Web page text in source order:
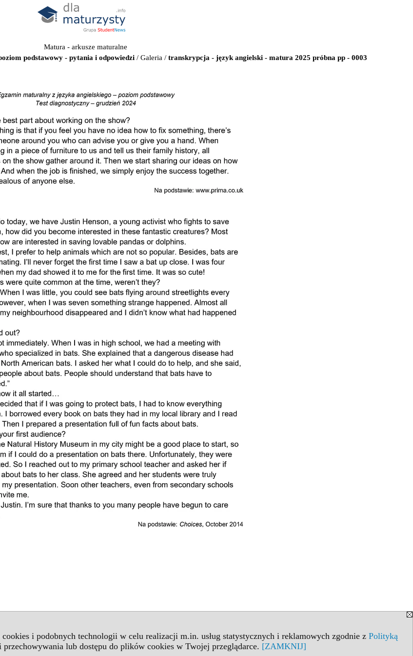
i podobnych technologii w celu realizacji m.in. usług statystycznych i reklamowych zgodnie z Polityką
lub dostępu do plików cookies w Twojej przeglądarce. [ZAMKNIJ]
Matura - arkusze maturalne
podstawowy - pytania i odpowiedzi / Galeria / transkrypcja - język angielski - matura 2025 próbna pp - 0003